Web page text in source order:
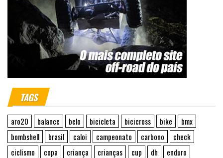
TAGS
aro20 balance belo bicicleta bicicross bike
bmx
bombshell
brasil caloi campeonato carbono
check
ciclismo
copa criança crianças cup dh
enduro